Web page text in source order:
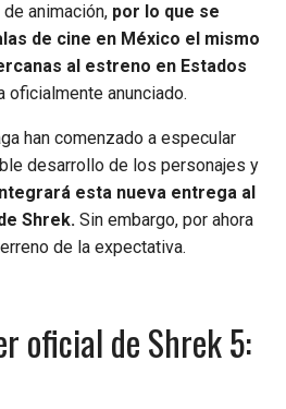
animación, por lo que se
de cine en México el mismo
al estreno en Estados
oficialmente anunciado.
han comenzado a especular
desarrollo de los personajes y
esta nueva entrega al
Shrek. Sin embargo, por ahora
de la expectativa.
oficial de Shrek 5: